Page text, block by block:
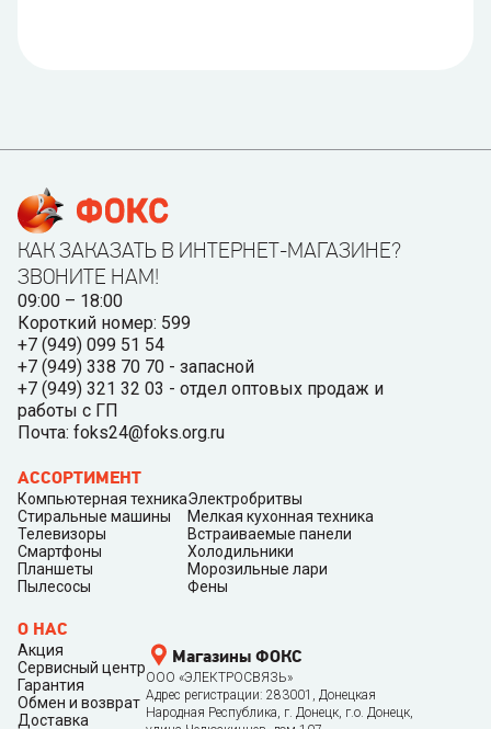
КАК ЗАКАЗАТЬ В ИНТЕРНЕТ-МАГАЗИНЕ?
ЗВОНИТЕ НАМ!
09:00 – 18:00
Короткий номер: 599
+7 (949) 099 51 54
+7 (949) 338 70 70 - запасной
+7 (949) 321 32 03 - отдел оптовых продаж и
работы с ГП
Почта: foks24@foks.org.ru
АССОРТИМЕНТ
Компьютерная техника
Стиральные машины
Телевизоры
Смартфоны
Планшеты
Пылесосы
Электробритвы
Мелкая кухонная техника
Встраиваемые панели
Холодильники
Морозильные лари
Фены
О НАС
Акция
Сервисный центр
Гарантия
Обмен и возврат
Доставка
Магазины ФОКС
ООО «ЭЛЕКТРОСВЯЗЬ»
Адрес регистрации: 283001, Донецкая
Народная Республика, г. Донецк, г.о. Донецк,